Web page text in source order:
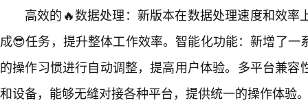
高效的🔥数据处理：新版本在数据处理速度和效率
成😎任务，提升整体工作效率。智能化功能：新增了一
的操作习惯进行自动调整，提高用户体验。多平台兼容
和设备，能够无缝对接各种平台，提供统一的操作体验